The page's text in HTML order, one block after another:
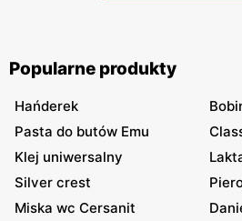
Popularne produkty
Hańderek
Pasta do butów Emu
Klej uniwersalny
Silver crest
Miska wc Cersanit